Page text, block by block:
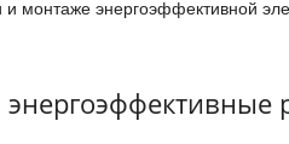
монтаже энергоэффективной